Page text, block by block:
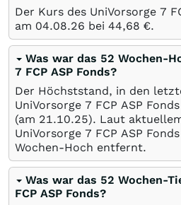
Der Kurs des UniVorsorge 7
am 04.08.26 bei 44,68 €.
Was war das 52 Wochen-
7 FCP ASP Fonds?
Der Höchststand, in den
UniVorsorge 7 FCP ASP
(am 21.10.25). Laut
UniVorsorge 7 FCP ASP
Wochen-Hoch entfernt.
Was war das 52 Wochen-
FCP ASP Fonds?